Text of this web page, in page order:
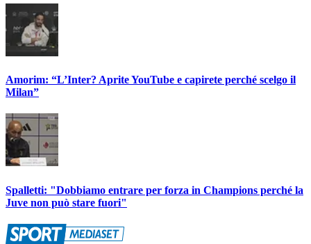
Amorim: “L’Inter? Aprite YouTube e capirete perché scelgo il
Milan”
Spalletti: "Dobbiamo entrare per forza in Champions perché la
Juve non può stare fuori"